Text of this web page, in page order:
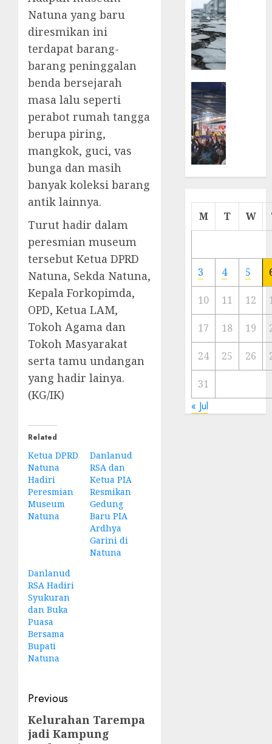
Natuna yang baru
diresmikan ini
terdapat barang-
barang peninggalan
benda bersejarah
masa lalu seperti
perabot rumah tangga
berupa piring,
mangkok, guci, vas
bunga dan masih
banyak koleksi barang
antik lainnya.
Turut hadir dalam
peresmian museum
tersebut Ketua DPRD
Natuna, Sekda Natuna,
Kepala Forkopimda,
OPD, Ketua LAM,
Tokoh Agama dan
Tokoh Masyarakat
serta tamu undangan
yang hadir lainya.
(KG/IK)
Related
Ketua DPRD
Natuna
Hadiri
Peresmian
Museum
Natuna
Danlanud
RSA dan
Ketua PIA
Resmikan
Gedung
Baru PIA
Ardhya
Garini di
Natuna
Danlanud
RSA Hadiri
Syukuran
dan Buka
Puasa
Bersama
Bupati
Natuna
Post
navigation
Previous
Previous
post:
Kelurahan Tarempa
jadi Kampung
Cermin
Ibu
Kota
23/11/
M T W
3 4 5
10 11 12
17 18 19
24 25 26
31
« Jul